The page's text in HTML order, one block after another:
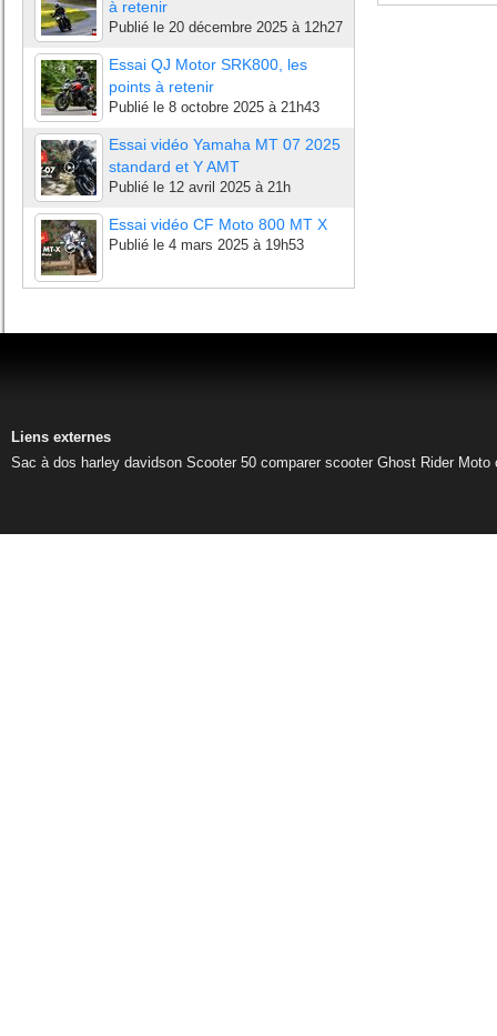
à retenir
Publié le 20 décembre 2025 à 12h27
Essai QJ Motor SRK800, les
points à retenir
Publié le 8 octobre 2025 à 21h43
Essai vidéo Yamaha MT 07 2025
standard et Y AMT
Publié le 12 avril 2025 à 21h
Essai vidéo CF Moto 800 MT X
Publié le 4 mars 2025 à 19h53
Liens externes
Sac à dos harley davidson Scooter 50 comparer scooter Ghost Rider Moto